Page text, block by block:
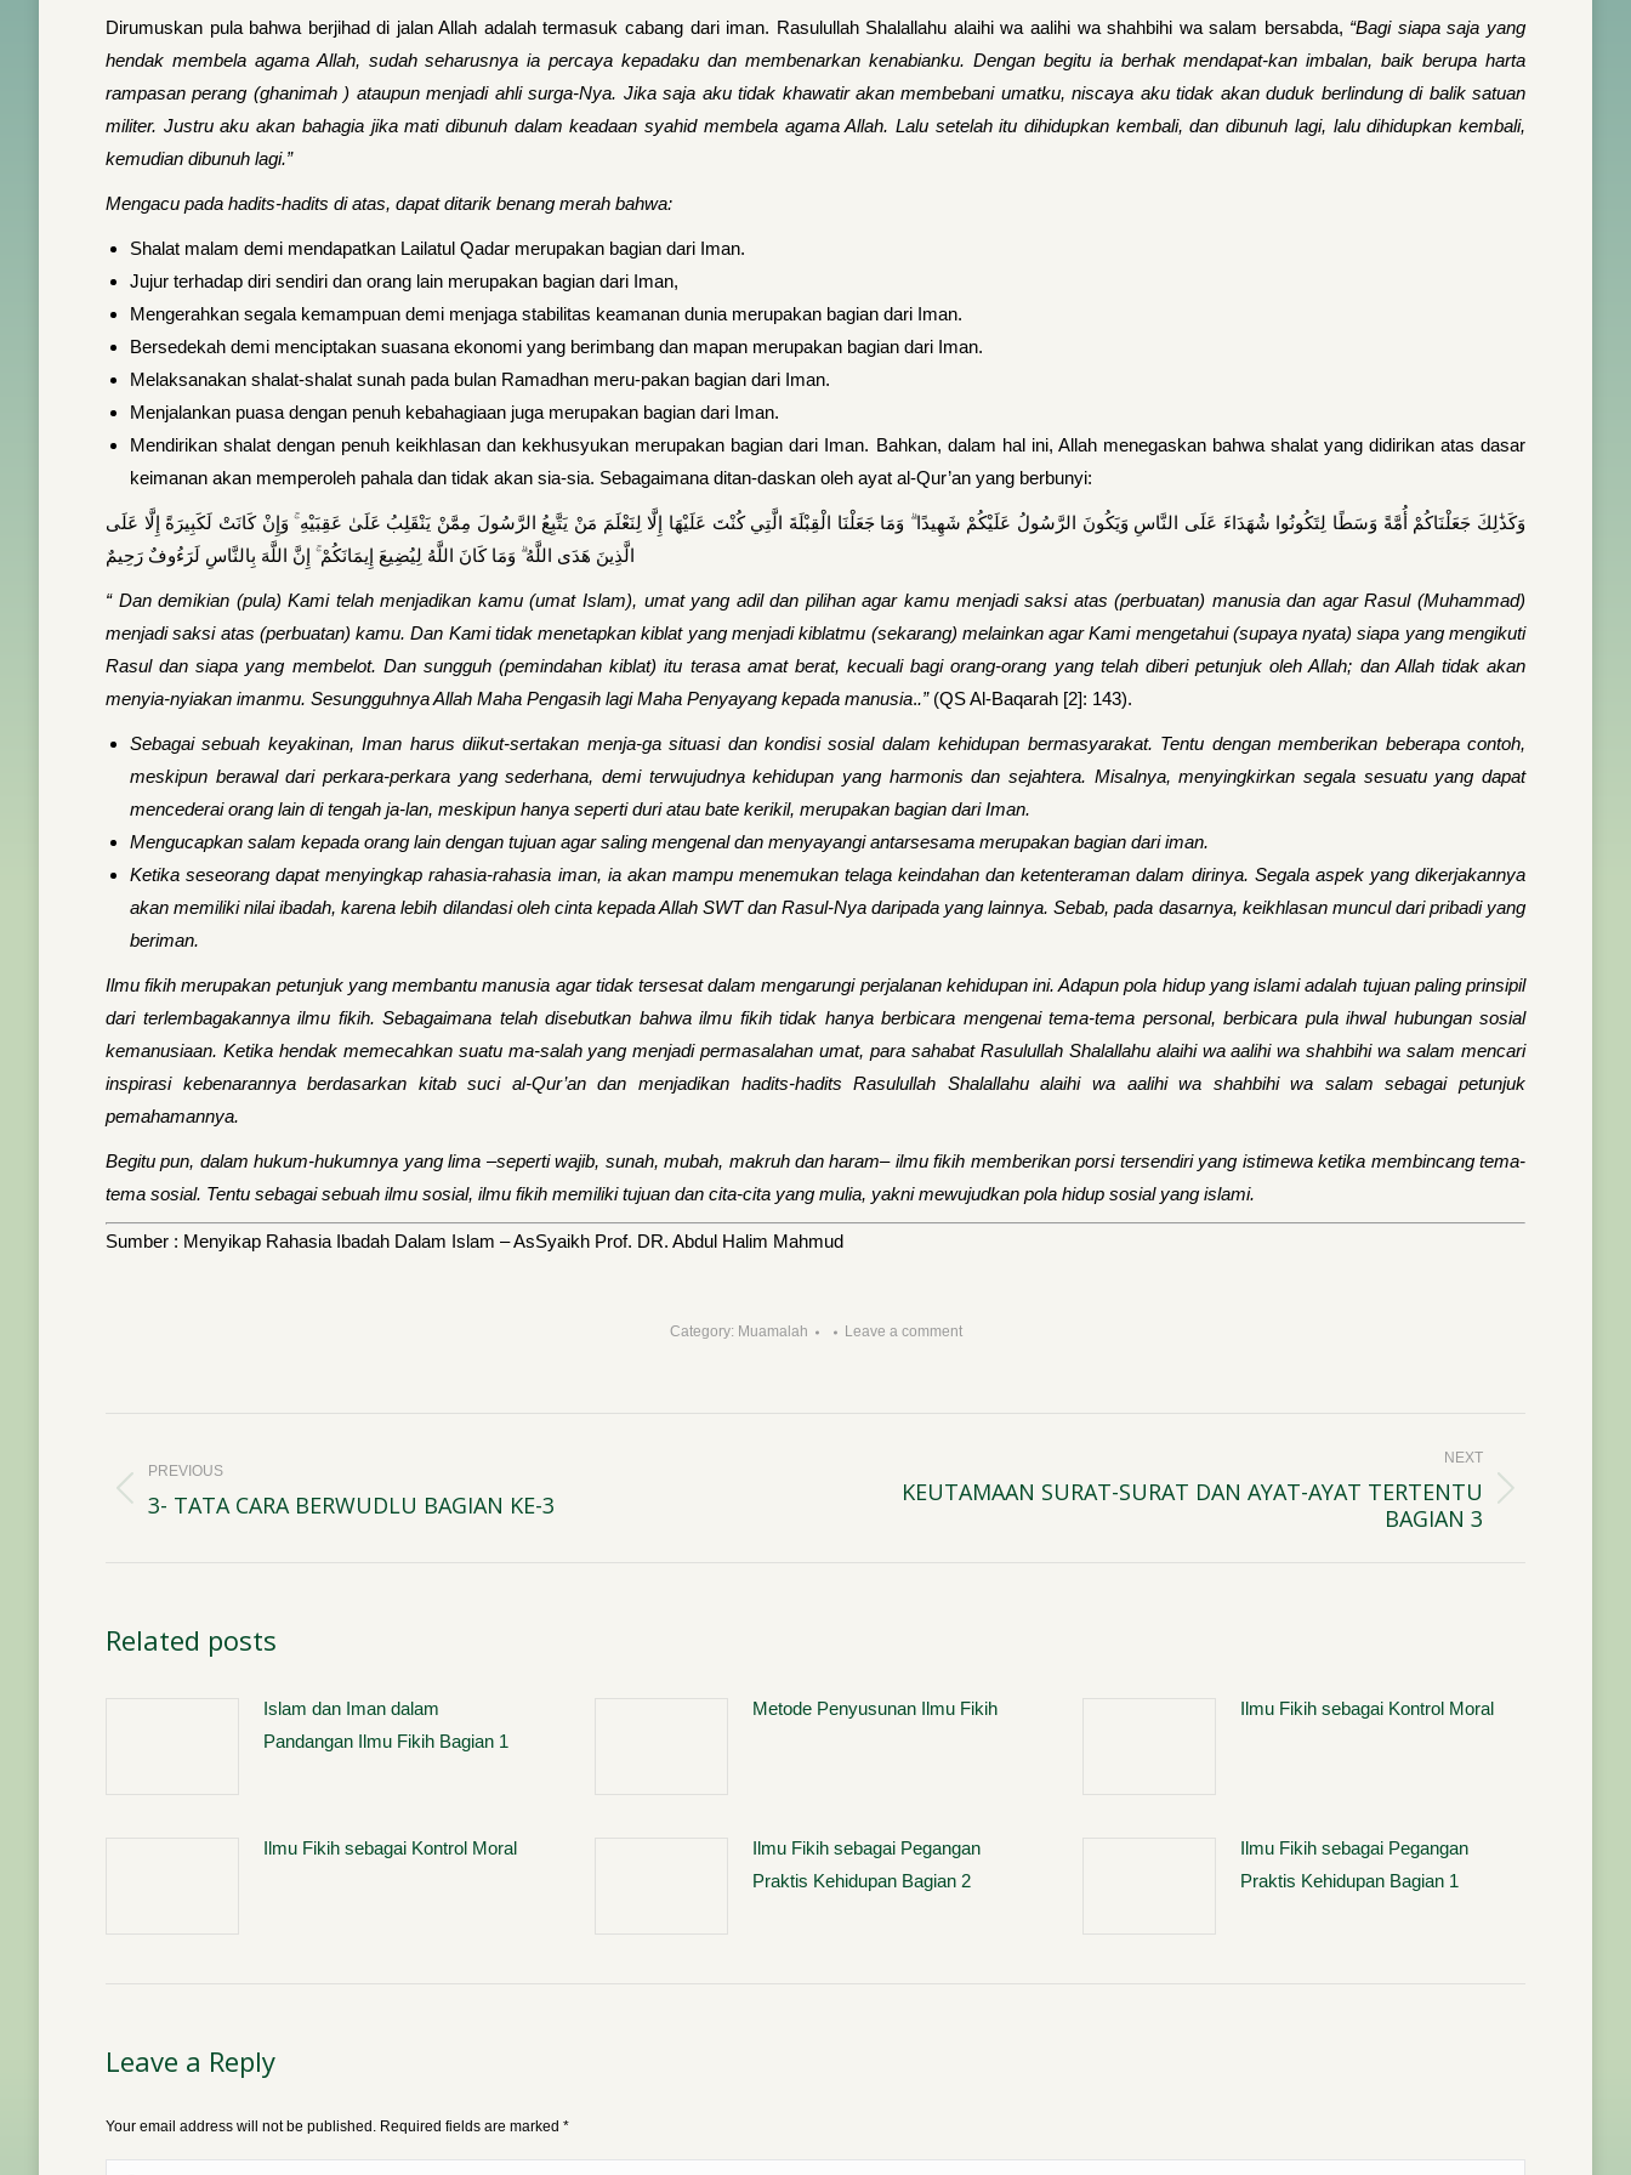
Dirumuskan pula bahwa berjihad di jalan Allah adalah termasuk cabang dari iman. Rasulullah Shalallahu alaihi wa aalihi wa shahbihi wa salam bersabda, “Bagi siapa saja yang
hendak membela agama Allah, sudah seharusnya ia percaya kepadaku dan membenarkan kenabianku. Dengan begitu ia berhak mendapat-kan imbalan, baik berupa harta
rampasan perang (ghanimah ) ataupun menjadi ahli surga-Nya. Jika saja aku tidak khawatir akan membebani umatku, niscaya aku tidak akan duduk berlindung di balik satuan
militer. Justru aku akan bahagia jika mati dibunuh dalam keadaan syahid membela agama Allah. Lalu setelah itu dihidupkan kembali, dan dibunuh lagi, lalu dihidupkan kembali,
kemudian dibunuh lagi.”
Mengacu pada hadits-hadits di atas, dapat ditarik benang merah bahwa:
Shalat malam demi mendapatkan Lailatul Qadar merupakan bagian dari Iman.
Jujur terhadap diri sendiri dan orang lain merupakan bagian dari Iman,
Mengerahkan segala kemampuan demi menjaga stabilitas keamanan dunia merupakan bagian dari Iman.
Bersedekah demi menciptakan suasana ekonomi yang berimbang dan mapan merupakan bagian dari Iman.
Melaksanakan shalat-shalat sunah pada bulan Ramadhan meru-pakan bagian dari Iman.
Menjalankan puasa dengan penuh kebahagiaan juga merupakan bagian dari Iman.
Mendirikan shalat dengan penuh keikhlasan dan kekhusyukan merupakan bagian dari Iman. Bahkan, dalam hal ini, Allah menegaskan bahwa shalat yang didirikan atas dasar
keimanan akan memperoleh pahala dan tidak akan sia-sia. Sebagaimana ditan-daskan oleh ayat al-Qur’an yang berbunyi:
وَكَذَٰلِكَ جَعَلْنَاكُمْ أُمَّةً وَسَطًا لِتَكُونُوا شُهَدَاءَ عَلَى النَّاسِ وَيَكُونَ الرَّسُولُ عَلَيْكُمْ شَهِيدًا ۗ وَمَا جَعَلْنَا الْقِبْلَةَ الَّتِي كُنْتَ عَلَيْهَا إِلَّا لِنَعْلَمَ مَنْ يَتَّبِعُ الرَّسُولَ مِمَّنْ يَنْقَلِبُ عَلَىٰ عَقِبَيْهِ ۚ وَإِنْ كَانَتْ لَكَبِيرَةً إِلَّا عَلَى
الَّذِينَ هَدَى اللَّهُ ۗ وَمَا كَانَ اللَّهُ لِيُضِيعَ إِيمَانَكُمْ ۚ إِنَّ اللَّهَ بِالنَّاسِ لَرَءُوفٌ رَحِيمٌ
“ Dan demikian (pula) Kami telah menjadikan kamu (umat Islam), umat yang adil dan pilihan agar kamu menjadi saksi atas (perbuatan) manusia dan agar Rasul (Muhammad)
menjadi saksi atas (perbuatan) kamu. Dan Kami tidak menetapkan kiblat yang menjadi kiblatmu (sekarang) melainkan agar Kami mengetahui (supaya nyata) siapa yang mengikuti
Rasul dan siapa yang membelot. Dan sungguh (pemindahan kiblat) itu terasa amat berat, kecuali bagi orang-orang yang telah diberi petunjuk oleh Allah; dan Allah tidak akan
menyia-nyiakan imanmu. Sesungguhnya Allah Maha Pengasih lagi Maha Penyayang kepada manusia..” (QS Al-Baqarah [2]: 143).
Sebagai sebuah keyakinan, Iman harus diikut-sertakan menja-ga situasi dan kondisi sosial dalam kehidupan bermasyarakat. Tentu dengan memberikan beberapa contoh,
meskipun berawal dari perkara-perkara yang sederhana, demi terwujudnya kehidupan yang harmonis dan sejahtera. Misalnya, menyingkirkan segala sesuatu yang dapat
mencederai orang lain di tengah ja-lan, meskipun hanya seperti duri atau bate kerikil, merupakan bagian dari Iman.
Mengucapkan salam kepada orang lain dengan tujuan agar saling mengenal dan menyayangi antarsesama merupakan bagian dari iman.
Ketika seseorang dapat menyingkap rahasia-rahasia iman, ia akan mampu menemukan telaga keindahan dan ketenteraman dalam dirinya. Segala aspek yang dikerjakannya
akan memiliki nilai ibadah, karena lebih dilandasi oleh cinta kepada Allah SWT dan Rasul-Nya daripada yang lainnya. Sebab, pada dasarnya, keikhlasan muncul dari pribadi yang
beriman.
Ilmu fikih merupakan petunjuk yang membantu manusia agar tidak tersesat dalam mengarungi perjalanan kehidupan ini. Adapun pola hidup yang islami adalah tujuan paling prinsipil
dari terlembagakannya ilmu fikih. Sebagaimana telah disebutkan bahwa ilmu fikih tidak hanya berbicara mengenai tema-tema personal, berbicara pula ihwal hubungan sosial
kemanusiaan. Ketika hendak memecahkan suatu ma-salah yang menjadi permasalahan umat, para sahabat Rasulullah Shalallahu alaihi wa aalihi wa shahbihi wa salam mencari
inspirasi kebenarannya berdasarkan kitab suci al-Qur’an dan menjadikan hadits-hadits Rasulullah Shalallahu alaihi wa aalihi wa shahbihi wa salam sebagai petunjuk
pemahamannya.
Begitu pun, dalam hukum-hukumnya yang lima –seperti wajib, sunah, mubah, makruh dan haram– ilmu fikih memberikan porsi tersendiri yang istimewa ketika membincang tema-
tema sosial. Tentu sebagai sebuah ilmu sosial, ilmu fikih memiliki tujuan dan cita-cita yang mulia, yakni mewujudkan pola hidup sosial yang islami.
Sumber : Menyikap Rahasia Ibadah Dalam Islam – AsSyaikh Prof. DR. Abdul Halim Mahmud
Category: Muamalah Leave a comment
navigation
PREVIOUS
Previous
3- TATA CARA BERWUDLU BAGIAN KE-3
NEXT
KEUTAMAAN SURAT-SURAT DAN AYAT-AYAT TERTENTU
BAGIAN 3
Related posts
Islam dan Iman dalam
Pandangan Ilmu Fikih Bagian 1
Metode Penyusunan Ilmu Fikih Ilmu Fikih sebagai Kontrol Moral
Ilmu Fikih sebagai Kontrol Moral
Ilmu Fikih sebagai Pegangan
Praktis Kehidupan Bagian 2
Ilmu Fikih sebagai Pegangan
Praktis Kehidupan Bagian 1
Leave a Reply
Your email address will not be published. Required fields are marked *